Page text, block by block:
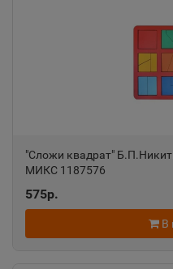
"Сложи квадрат"
МИКС 1187576
575р.
В